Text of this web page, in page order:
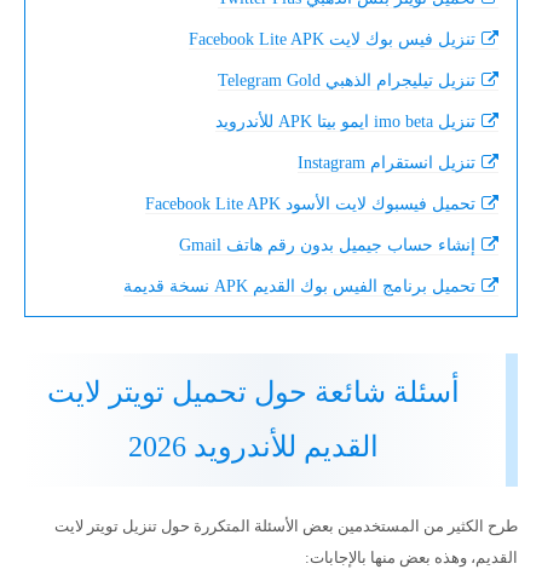
تنزيل فيس بوك لايت Facebook Lite APK
تنزيل تيليجرام الذهبي Telegram Gold
تنزيل imo beta ايمو بيتا APK للأندرويد
تنزيل انستقرام Instagram
تحميل فيسبوك لايت الأسود Facebook Lite APK
إنشاء حساب جيميل بدون رقم هاتف Gmail
تحميل برنامج الفيس بوك القديم APK نسخة قديمة
أسئلة شائعة حول تحميل تويتر لايت
القديم للأندرويد 2026
طرح الكثير من المستخدمين بعض الأسئلة المتكررة حول تنزيل تويتر لايت
القديم، وهذه بعض منها بالإجابات: